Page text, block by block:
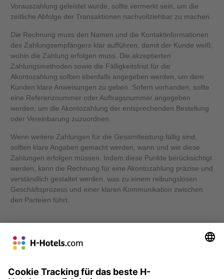
Vorauszahlung geleistet wurde, sollte vermerkt sein, um die
zeitliche Abfolge der Transaktionen nachvollziehbar zu machen.
Die Rechnung muss den Namen und die Kontaktinformationen
des Zahlungsempfängers klar aufführen, damit der Kunde weiß,
wohin die Zahlung erfolgen muss. Die akzeptierten
Zahlungsmethoden sowie die Fälligkeitsfrist für die
Akontozahlung sollten ebenfalls angegeben werden, um dem
Kunden klare Anweisungen zu geben. Sofern vorhanden, sollte
eine Referenznummer oder Auftragsnummer angegeben
werden, um die Akontozahlung der entsprechenden Bestellung
oder Vereinbarung zuzuordnen.
Wenn weitere Zahlungen für die Gesamtleistung fällig sind,
sollten klare Angaben gemacht werden, wann und wie diese
Zahlungen erfolgen müssen. Indem diese Punkte berücksichtigt
werden, kann die Rechnung für eine Akontozahlung präzise und
verständlich gestaltet werden, was zu einem reibungslosen
Geschäftsprozess und einer klaren Kommunikation zwischen
den Parteien führt.
Andere Besucher haben auch nach diesen Begriffen
gesucht:
Rechnung, Teilleistungen, Auftragnehmer, Schuldner,